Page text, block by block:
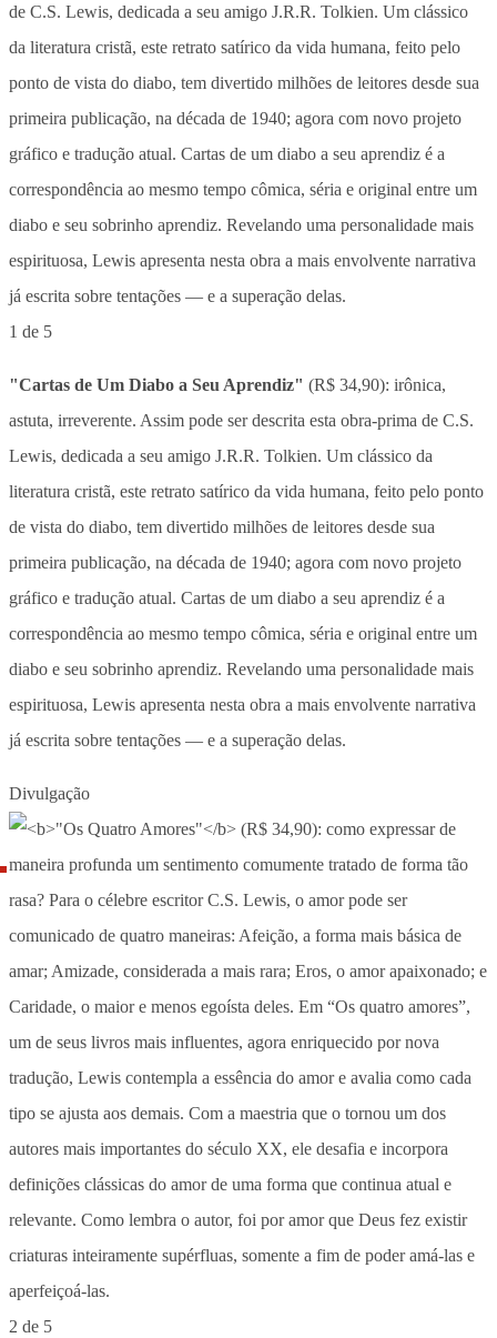
1 de 5
"Cartas de Um Diabo a Seu Aprendiz" (R$ 34,90): irônica,
astuta, irreverente. Assim pode ser descrita esta obra-prima de C.S.
Lewis, dedicada a seu amigo J.R.R. Tolkien. Um clássico da
literatura cristã, este retrato satírico da vida humana, feito pelo ponto
de vista do diabo, tem divertido milhões de leitores desde sua
primeira publicação, na década de 1940; agora com novo projeto
gráfico e tradução atual. Cartas de um diabo a seu aprendiz é a
correspondência ao mesmo tempo cômica, séria e original entre um
diabo e seu sobrinho aprendiz. Revelando uma personalidade mais
espirituosa, Lewis apresenta nesta obra a mais envolvente narrativa
já escrita sobre tentações — e a superação delas.
Divulgação
2 de 5